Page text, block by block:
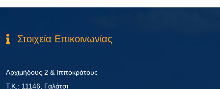
Στοιχεία Επικοινωνίας
Αρχιμήδους 2 & Ιπποκράτους
Τ.Κ.: 11146, Γαλάτσι